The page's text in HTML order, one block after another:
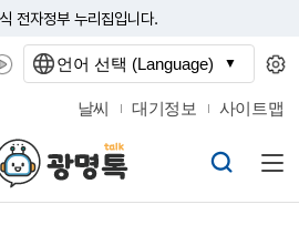
전자정부 누리집입니다.
날씨 대기정보 사이트맵
언어 선택 (Language)